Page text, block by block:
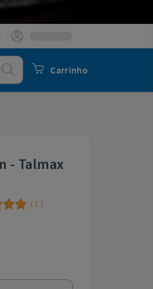
Carrinho
Procurar
- Talmax
( 1 )